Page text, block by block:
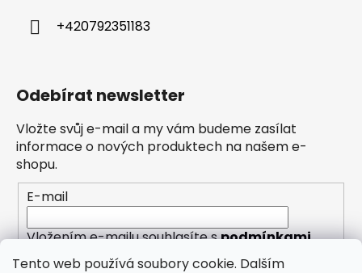
Tento web používá soubory cookie. Dalším
+420792351183
Odebírat newsletter
Vložte svůj e-mail a my vám budeme zasílat
informace o nových produktech na našem e-
shopu.
E-mail
Vložením e-mailu souhlasíte spodmínkami
ochrany osobních údajů